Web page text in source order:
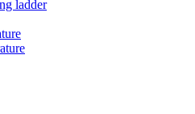
ladder